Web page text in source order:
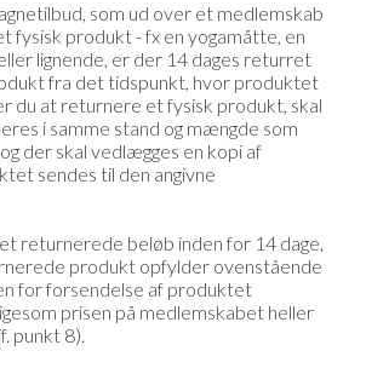
som ud over et medlemskab
fysisk produkt - fx en yogamåtte, en
lignende, er der 14 dages returret
fra det tidspunkt, hvor produktet
du at returnere et fysisk produkt, skal
i samme stand og mængde som
der skal vedlægges en kopi af
sendes til den angivne
returnerede beløb inden for 14 dage,
produkt opfylder ovenstående
for forsendelse af produktet
prisen på medlemskabet heller
punkt 8).